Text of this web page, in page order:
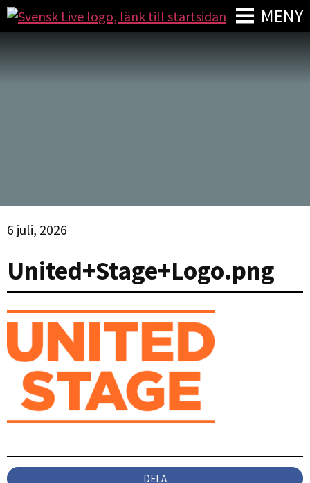
MENY
6 juli, 2026
United+Stage+Logo.png
DELA